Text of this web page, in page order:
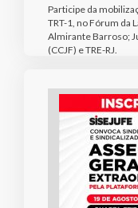
Participe da
TRT-1, no Fórum da
Almirante Barroso;
(CCJF) e TRE-RJ.